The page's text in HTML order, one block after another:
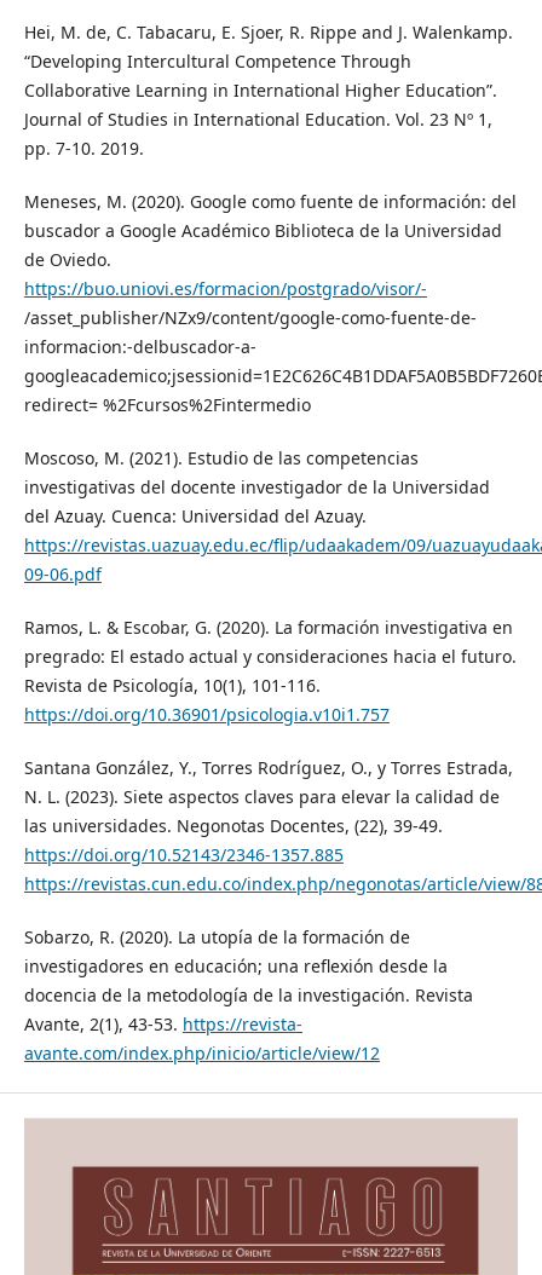
Hei, M. de, C. Tabacaru, E. Sjoer, R. Rippe and J. Walenkamp.
“Developing Intercultural Competence Through
Collaborative Learning in International Higher Education”.
Journal of Studies in International Education. Vol. 23 Nº 1,
pp. 7-10. 2019.
Meneses, M. (2020). Google como fuente de información: del
buscador a Google Académico Biblioteca de la Universidad
de Oviedo.
https://buo.uniovi.es/formacion/postgrado/visor/-
/asset_publisher/NZx9/content/google-como-fuente-de-
informacion:-delbuscador-a-
redirect= %2Fcursos%2Fintermedio
Moscoso, M. (2021). Estudio de las competencias
investigativas del docente investigador de la Universidad
del Azuay. Cuenca: Universidad del Azuay.
https://revistas.uazuay.edu.ec/flip/udaakadem/09/
09-06.pdf
Ramos, L. & Escobar, G. (2020). La formación investigativa en
pregrado: El estado actual y consideraciones hacia el futuro.
Revista de Psicología, 10(1), 101-116.
https://doi.org/10.36901/psicologia.v10i1.757
Santana González, Y., Torres Rodríguez, O., y Torres Estrada,
N. L. (2023). Siete aspectos claves para elevar la calidad de
las universidades. Negonotas Docentes, (22), 39-49.
https://doi.org/10.52143/2346-1357.885
https://revistas.cun.edu.co/index.php/negonotas/article/view/
Sobarzo, R. (2020). La utopía de la formación de
investigadores en educación; una reflexión desde la
docencia de la metodología de la investigación. Revista
Avante, 2(1), 43-53. https://revista-
avante.com/index.php/inicio/article/view/12